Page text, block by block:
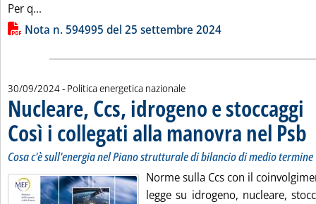
Per q...
Lista allegati PDF alla notizia
Nota n. 594995 del 25 settembre 2024
30/09/2024- Politica energetica nazionale
Nucleare, Ccs, idrogeno e stoccaggi
Così i collegati alla manovra nel Psb
Cosa c'è sull'energia nel Piano strutturale di bilancio di medio termine
Norme sulla Ccs con il
legge su idrogeno, nucleare,